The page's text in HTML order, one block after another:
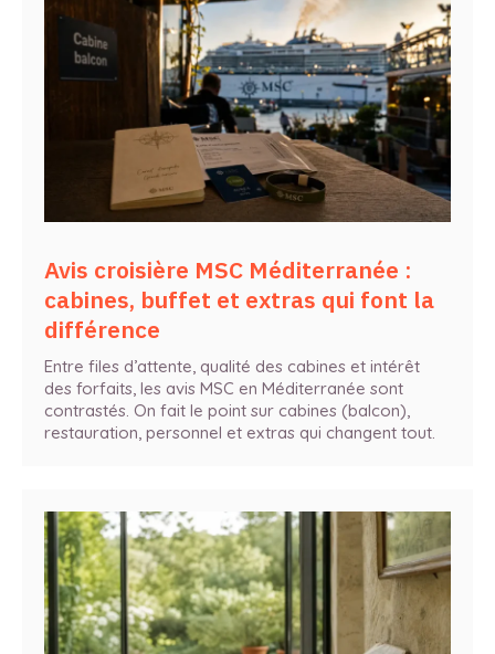
Avis croisière MSC Méditerranée :
cabines, buffet et extras qui font la
différence
Entre files d’attente, qualité des cabines et intérêt
des forfaits, les avis MSC en Méditerranée sont
contrastés. On fait le point sur cabines (balcon),
restauration, personnel et extras qui changent tout.